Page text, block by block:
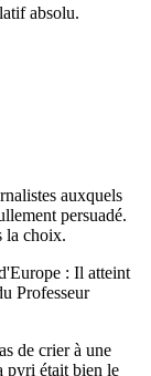
absolu.
auxquels
persuadé.
la choix.
: Il atteint
Professeur
de crier à une
pyri était bien le